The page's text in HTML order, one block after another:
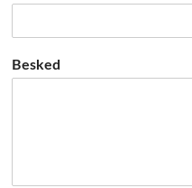
Besked